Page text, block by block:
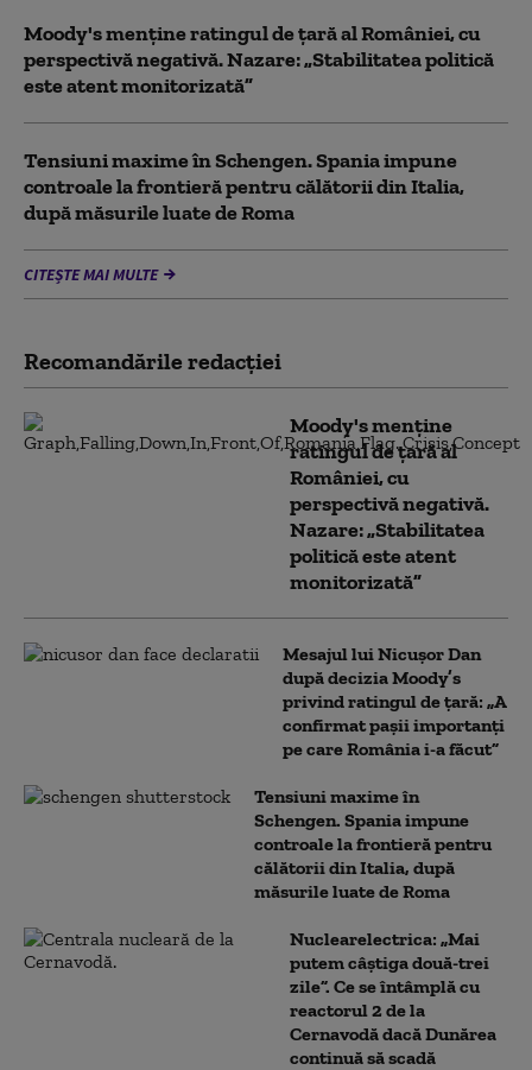
Moody's menține ratingul de țară al României, cu
perspectivă negativă. Nazare: „Stabilitatea politică
este atent monitorizată”
Tensiuni maxime în Schengen. Spania impune
controale la frontieră pentru călătorii din Italia,
după măsurile luate de Roma
CITEȘTE MAI MULTE
Recomandările redacţiei
Moody's menține
ratingul de țară al
României, cu
perspectivă negativă.
Nazare: „Stabilitatea
politică este atent
monitorizată”
Mesajul lui Nicușor Dan
după decizia Moody’s
privind ratingul de țară: „A
confirmat pașii importanți
pe care România i-a făcut”
Tensiuni maxime în
Schengen. Spania impune
controale la frontieră pentru
călătorii din Italia, după
măsurile luate de Roma
Nuclearelectrica: „Mai
putem câștiga două-trei
zile”. Ce se întâmplă cu
reactorul 2 de la
Cernavodă dacă Dunărea
continuă să scadă